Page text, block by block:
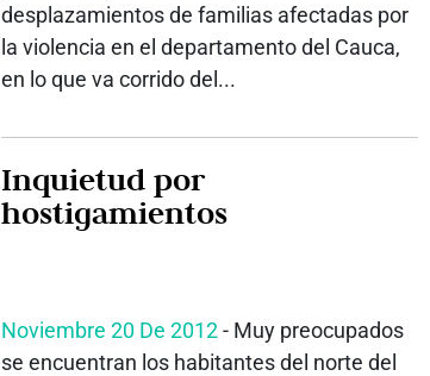
desplazamientos de familias afectadas por
la violencia en el departamento del Cauca,
en lo que va corrido del...
Inquietud por
hostigamientos
Noviembre 20 De 2012- Muy preocupados
se encuentran los habitantes del norte del